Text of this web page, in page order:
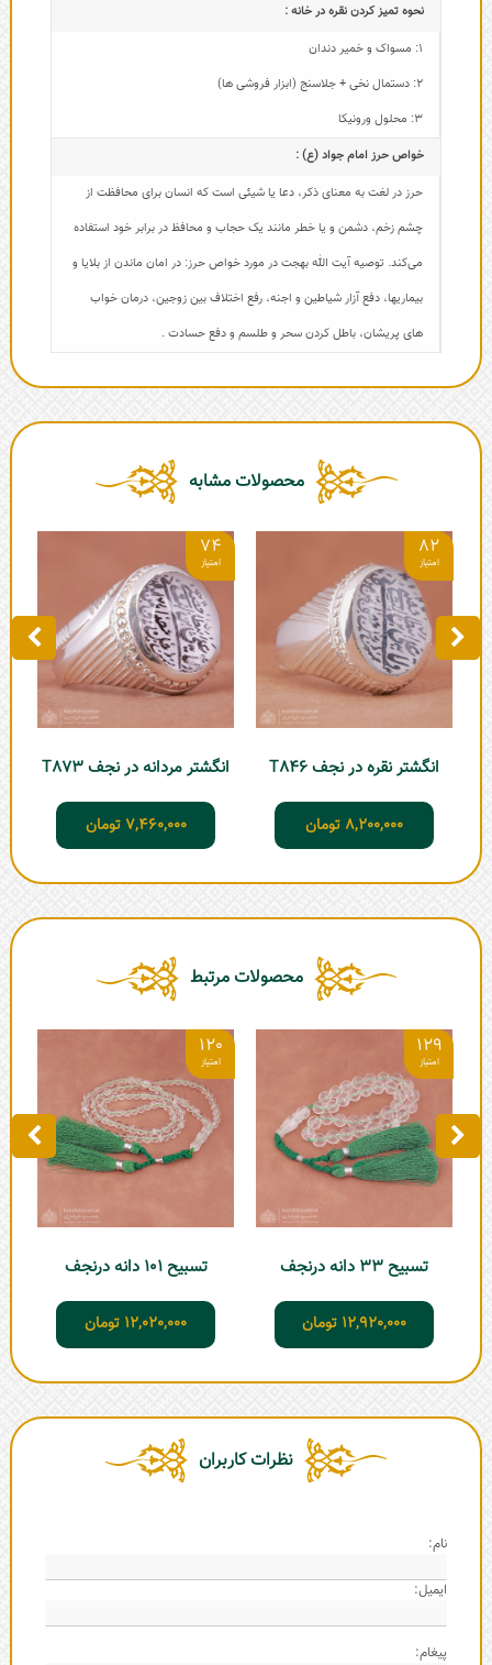
نحوه تمیز کردن نقره در خانه :
1: مسواک و خمیر دندان
2: دستمال نخی + جلاسنج (ابزار فروشی ها)
3: محلول ورونیکا
خواص حرز امام جواد (ع) :
حرز در لغت به معنای ذکر، دعا یا شیئی است که انسان برای محافظت از
چشم زخم، دشمن و یا خطر مانند یک حجاب و محافظ در برابر خود استفاده
می‌کند. توصیه آیت الله بهجت در مورد خواص حرز: در امان ماندن از بلایا و
بیماریها، دفع آزار شیاطین و اجنه، رفع اختلاف بین زوجین، درمان خواب
های پریشان، باطل کردن سحر و طلسم و دفع حسادت .
محصولات مشابه
82
انگشتر نقره در نجف T846
8,200,000 تومان
74
انگشتر مردانه در نجف T873
7,460,000 تومان
محصولات مرتبط
129
تسبیح 33 دانه درنجف
12,920,000 تومان
120
تسبیح 101 دانه درنجف
12,020,000 تومان
نظرات کاربران
نام:
ایمیل:
پیغام: